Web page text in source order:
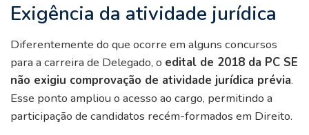
Exigência da atividade jurídica
Diferentemente do que ocorre em alguns concursos
para a carreira de Delegado, o edital de 2018 da PC SE
não exigiu comprovação de atividade jurídica prévia.
Esse ponto ampliou o acesso ao cargo, permitindo a
participação de candidatos recém-formados em Direito.